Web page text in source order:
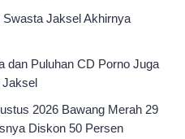
Swasta Jaksel Akhirnya
dan Puluhan CD Porno Juga
Jaksel
2026 Bawang Merah 29
Diskon 50 Persen